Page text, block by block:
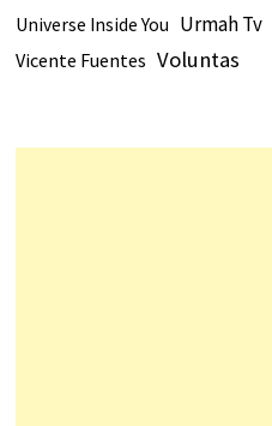
Universe Inside You Urmah Tv
Vicente Fuentes Voluntas